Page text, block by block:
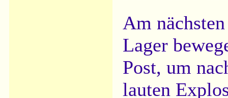
Am
Lager
Post, um
lauten